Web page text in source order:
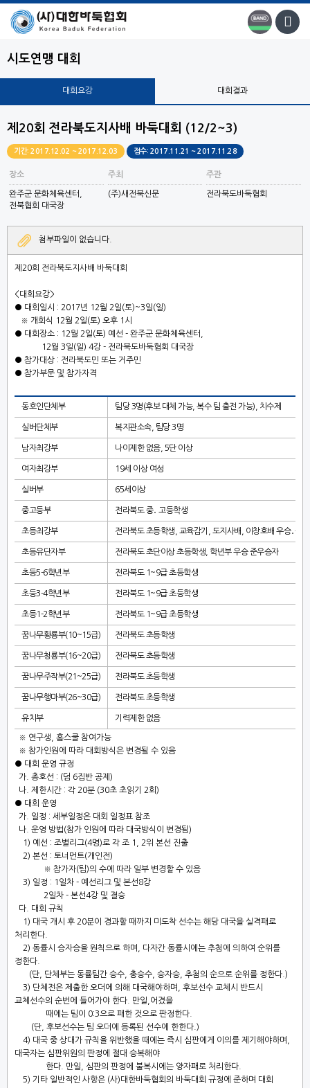
시도연맹 대회
대회요강 대회결과
제20회 전라북도지사배 바둑대회 (12/2~3)
기간: 2017.12.02 ~ 2017.12.03 접수: 2017.11.21 ~ 2017.11.28
장소
완주군 문화체육센터,
전북협회 대국장
주최
(주)새전북신문
주관
전라북도바둑협회
첨부파일이 없습니다.
제 20회 전라북도지사배 바둑대회
<대회요강>
● 대회일시 : 2017년 12월 2일(토)~3일(일)
※ 개회식 12월 2일(토) 오후 1 시
● 대회장소 : 12월 2일(토) 예선 - 완주군 문화체육센터
12월 3일(일) 4강 - 전라북도바둑협회 대국장
● 참가대상 : 전라북도민 또는 거주민
● 참가부문 및 참가자격
동호인단체부 팀당 3명(후보 대체 가능, 복수 팀 출전 가능), 치수제
실버단체부 복지관소속, 팀당 3명
남자최강부 나이제한 없음, 5단 이상
여자최강부 19세 이상 여성
실버부 65세이상
중고등부 전라북도 중․ 고등학생
초등최강부 전라북도 초등학생 교육감기 도지사배 이창호배 우승․준
초등유단자부 전라북도 초단이상 초등학생 학년부 우승 준우승자
초등5-6학년부 전라북도 1~9급 초등학생
초등3-4학년부 전라북도 1~9급 초등학생
초등1-2학년부 전라북도 1~9급 초등학생
꿈나무황룡부(10~15급) 전라북도 초등학생
꿈나무청룡부(16~20급) 전라북도 초등학생
꿈나무주작부(21~25급) 전라북도 초등학생
꿈나무행마부(26~30급) 전라북도 초등학생
유치부 기력제한 없음
※ 연구생
홈스쿨 참여가능
※ 참가인원에 따라 대회방식은 변경될 수 있음
● 대회 운영 규정
가 총호선 : (덤 6집반 공제 )
나 제한시간 : 각 20분 (30초 초읽기 2회)
● 대회 운영
가
일정 : 세부일정은 대회 일정표 참조
나 운영 방법(참가 인원에 따라 대국방식이 변경됨)
1) 예선 : 조별리그(4명)로 각 조 1, 2위 본선 진출
2) 본선 : 토너먼트(개인전)
※ 참가자(팀)의 수에 따라 일부 변경할 수 있음
3) 일정 : 1 일차 - 예선리그 및 본선8강
2일차 - 본선4강 및 결승
다
대회 규칙
1) 대국 개시 후 20분이 경과할 때까지 미도착 선수는 해당 대국을 실격패로
처리한다
2) 동률시 승자승을 원칙으로 하며
다자간 동률시에는 추첨에 의하여 순위를
정한다
(단 단체부는 동률팀간 승수 총승수 승자승 추첨의 순으로 순위를 정한다 .)
3) 단체전은 제출한 오더에 의해 대국해야하며
후보선수 교체시 반드시
교체선수의 순번에 들어가야 한다. 만일 어겼을
때에는 팀이 0:3으로 패한 것으로 판정한다
(단 후보선수는 팀 오더에 등록된 선수에 한한다 .)
4) 대국 중 상대가 규칙을 위반했을 때에는 즉시 심판에게 이의를 제기해야하며
대국자는 심판위원의 판정에 절대 승복해야
한다
만일 심판의 판정에 불복시에는 양자패로 처리한다
5) 기타 일반적인 사항은 (사)대한바둑협회의 바둑대회 규정에 준하며 대회